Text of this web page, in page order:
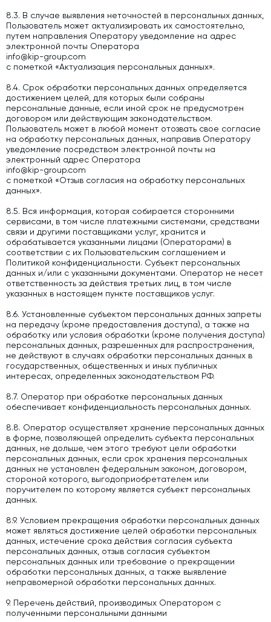
8.3. В случае выявления неточностей в персональных данных,
Пользователь может актуализировать их самостоятельно,
путем направления Оператору уведомление на адрес
электронной почты Оператора
info@kip-group.com
с пометкой «Актуализация персональных данных».
8.4. Срок обработки персональных данных определяется
достижением целей, для которых были собраны
персональные данные, если иной срок не предусмотрен
договором или действующим законодательством.
Пользователь может в любой момент отозвать свое согласие
на обработку персональных данных, направив Оператору
уведомление посредством электронной почты на
электронный адрес Оператора
info@kip-group.com
с пометкой «Отзыв согласия на обработку персональных
данных».
8.5. Вся информация, которая собирается сторонними
сервисами, в том числе платежными системами, средствами
связи и другими поставщиками услуг, хранится и
обрабатывается указанными лицами (Операторами) в
соответствии с их Пользовательским соглашением и
Политикой конфиденциальности. Субъект персональных
данных и/или с указанными документами. Оператор не несет
ответственность за действия третьих лиц, в том числе
указанных в настоящем пункте поставщиков услуг.
8.6. Установленные субъектом персональных данных запреты
на передачу (кроме предоставления доступа), а также на
обработку или условия обработки (кроме получения доступа)
персональных данных, разрешенных для распространения,
не действуют в случаях обработки персональных данных в
государственных, общественных и иных публичных
интересах, определенных законодательством РФ.
8.7. Оператор при обработке персональных данных
обеспечивает конфиденциальность персональных данных.
8.8. Оператор осуществляет хранение персональных данных
в форме, позволяющей определить субъекта персональных
данных, не дольше, чем этого требуют цели обработки
персональных данных, если срок хранения персональных
данных не установлен федеральным законом, договором,
стороной которого, выгодоприобретателем или
поручителем по которому является субъект персональных
данных.
8.9. Условием прекращения обработки персональных данных
может являться достижение целей обработки персональных
данных, истечение срока действия согласия субъекта
персональных данных, отзыв согласия субъектом
персональных данных или требование о прекращении
обработки персональных данных, а также выявление
неправомерной обработки персональных данных.
9. Перечень действий, производимых Оператором с
полученными персональными данными